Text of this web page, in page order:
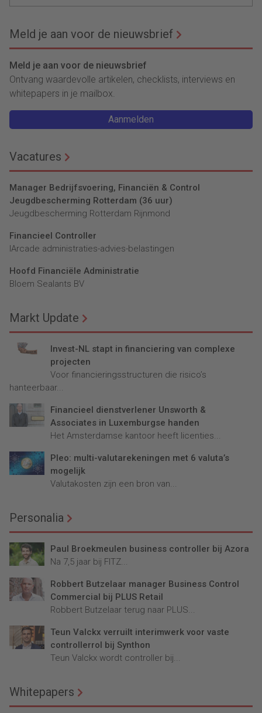
Meld je aan voor de nieuwsbrief
Meld je aan voor de nieuwsbrief
Ontvang waardevolle artikelen, checklists, interviews en
whitepapers in je mailbox.
Aanmelden
Vacatures
Manager Bedrijfsvoering, Financiën & Control
Jeugdbescherming Rotterdam (36 uur)
Jeugdbescherming Rotterdam Rijnmond
Financieel Controller
lArcade administraties-advies-belastingen
Hoofd Financiële Administratie
Bloem Sealants BV
Markt Update
Invest-NL stapt in financiering van complexe
projecten
Voor financieringsstructuren die risico’s
hanteerbaar...
Financieel dienstverlener Unsworth &
Associates in Luxemburgse handen
Het Amsterdamse kantoor heeft licenties...
Pleo: multi-valutarekeningen met 6 valuta’s
mogelijk
Valutakosten zijn een bron van...
Personalia
Paul Broekmeulen business controller bij Azora
Na 7,5 jaar bij FITZ...
Robbert Butzelaar manager Business Control
Commercial bij PLUS Retail
Robbert Butzelaar terug naar PLUS...
Teun Valckx verruilt interimwerk voor vaste
controllerrol bij Synthon
Teun Valckx wordt controller bij...
Whitepapers